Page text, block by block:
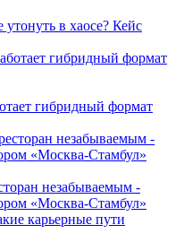
в хаосе? Кейс
гибридный формат
незабываемым -
«Москва-Стамбул»